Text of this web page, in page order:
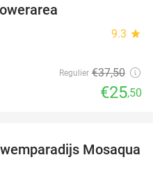
9.3 star
Regulier €37,50
€25,50
25%
Mosaqua